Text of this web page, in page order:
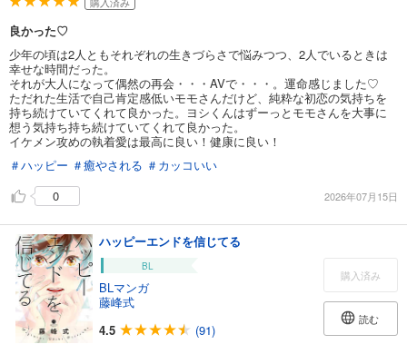
良かった♡
少年の頃は2人ともそれぞれの生きづらさで悩みつつ、2人でいるときは
幸せな時間だった。
それが大人になって偶然の再会・・・AVで・・・。運命感じました♡
ただれた生活で自己肯定感低いモモさんだけど、純粋な初恋の気持ちを
持ち続けていてくれて良かった。ヨシくんはずーっとモモさんを大事に
想う気持ち持ち続けていてくれて良かった。
イケメン攻めの執着愛は最高に良い！健康に良い！
＃ハッピー ＃癒やされる ＃カッコいい
0
2026年07月15日
ハッピーエンドを信じてる
BL
BLマンガ
藤峰式
4.5
(91)
購入済み
読む